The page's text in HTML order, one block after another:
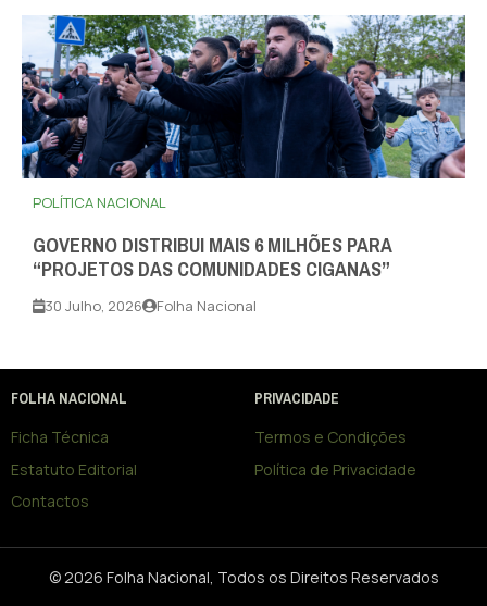
POLÍTICA NACIONAL
GOVERNO DISTRIBUI MAIS 6 MILHÕES PARA
“PROJETOS DAS COMUNIDADES CIGANAS”
30 Julho, 2026 Folha Nacional
FOLHA NACIONAL
Ficha Técnica
Estatuto Editorial
Contactos
PRIVACIDADE
Termos e Condições
Política de Privacidade
© 2026 Folha Nacional, Todos os Direitos Reservados